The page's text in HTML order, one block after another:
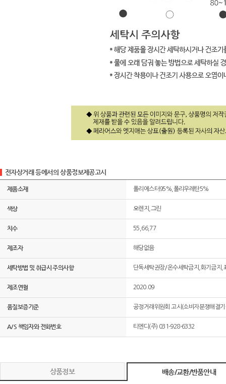
전자상거래 등에서의 상품정보제공고시
제품소재 폴리에스터95%,폴리우레탄5%
색상 오렌지,그린
치수 55,66,77
제조자 해당없음
세탁방법 및 취급시 주의사항 단독세탁권장/온수세탁금지,화기금지,
제조연월 2020.09
품질보증기준 공정거래위원회 고시(소비자분쟁해결
A/S 책임자와 전화번호 티엔디(주) 031-928-6332
상품정보 배송/교환/반품안내